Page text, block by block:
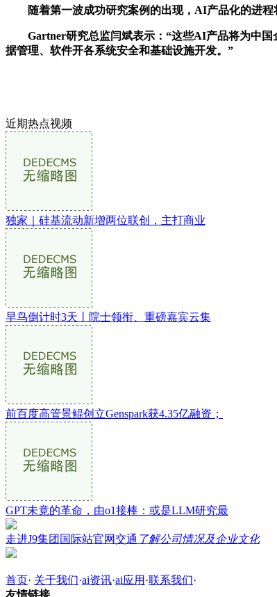
随着第一波成功研究案例的出现，AI产品化的进程
Gartner研究总监闫斌表示：“这些AI产品将为中国
据管理、软件开各系统安全和基础设施开发。”
近期热点视频
独家｜硅基流动新增两位联创，主打商业
早鸟倒计时3天丨院士领衔、重磅嘉宾云集
前百度高管景鲲创立Genspark获4.35亿融资；
GPT未竟的革命，由o1接棒：或是LLM研究最
走进J9集团国际站官网交通 了解公司情况及企业文化
首页· 关于我们·ai资讯·ai应用 ·联系我们·
友情链接